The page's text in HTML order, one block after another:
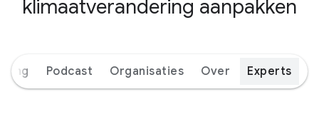
klimaatverandering aanpakken
Podcast Organisaties Over Experts